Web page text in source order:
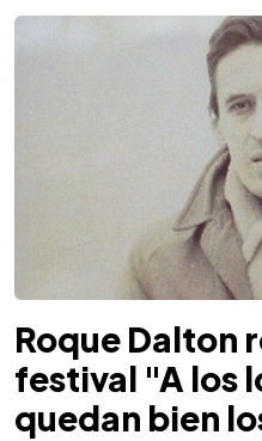
Roque Dalton
festival "A los
quedan bien